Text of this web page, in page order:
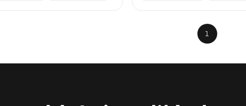
Se souvenir de moi Mot de passe oublié ?
S'inscrire
1
Business